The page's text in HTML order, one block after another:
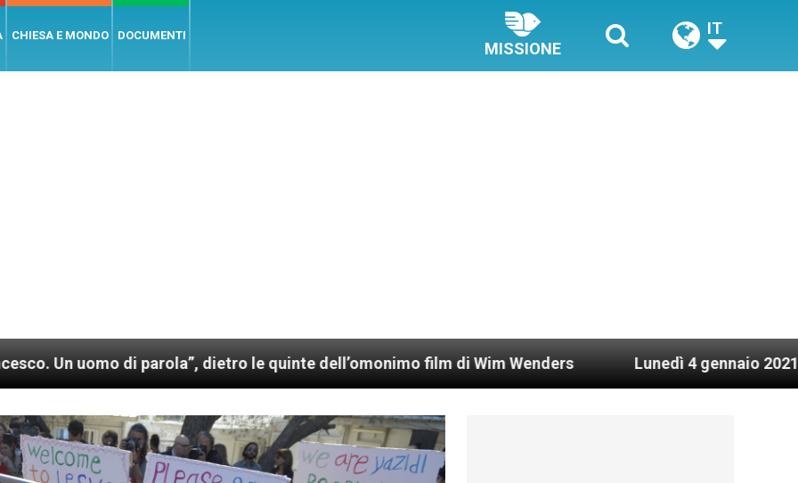
CHIESA E MONDO DOCUMENTI
MISSIONE
IT
parola”, dietro le quinte dell’omonimo film di Wim Wenders Lunedì 4 gennaio 2021: Possesso